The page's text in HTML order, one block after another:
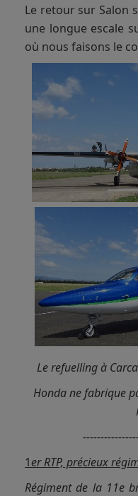
Le retour sur Salon
une longue escale
où nous faisons le
Le refuelling à
Honda ne fabrique
1er RTP, précieux
Régiment de la 11e